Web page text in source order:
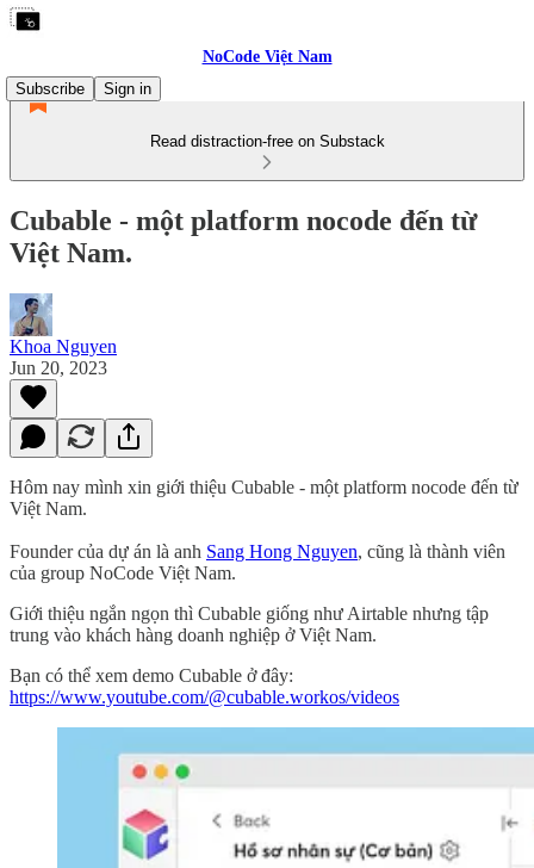
NoCode Việt Nam
Subscribe
Sign in
Read distraction-free on Substack
Cubable - một platform nocode đến từ
Việt Nam.
Khoa Nguyen
Jun 20, 2023
Hôm nay mình xin giới thiệu Cubable - một platform nocode đến từ
Việt Nam.
Founder của dự án là anh Sang Hong Nguyen, cũng là thành viên
của group NoCode Việt Nam.
Giới thiệu ngắn ngọn thì Cubable giống như Airtable nhưng tập
trung vào khách hàng doanh nghiệp ở Việt Nam.
Bạn có thể xem demo Cubable ở đây:
https://www.youtube.com/@cubable.workos/videos